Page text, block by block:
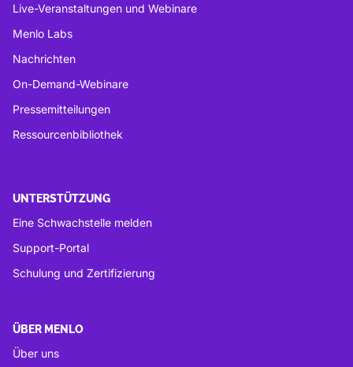
Live-Veranstaltungen und Webinare
Menlo Labs
Nachrichten
On-Demand-Webinare
Pressemitteilungen
Ressourcenbibliothek
UNTERSTÜTZUNG
Eine Schwachstelle melden
Support-Portal
Schulung und Zertifizierung
ÜBER MENLO
Über uns